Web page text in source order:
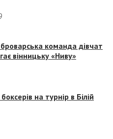
команда дівчат
вінницьку «Ниву»
на турнір в Білій